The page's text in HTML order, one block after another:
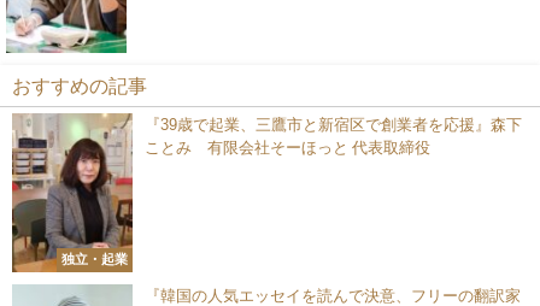
おすすめの記事
独立・起業
『39歳で起業、三鷹市と新宿区で創業者を応援』森下
ことみ 有限会社そーほっと 代表取締役
『韓国の人気エッセイを読んで決意、フリーの翻訳家